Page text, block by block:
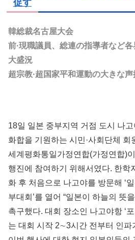
促す
韓総裁名古屋大会
前·現職議員、総連の指導者など
大盛況
超宗教·超国家平和運動の大きな声
18일 일본 중부지역 거점 도시 나
화합을 기원하는 시민·사회단체 회
세계평화통일가정연합(가정연합)
행진에 참여하기 위해서였다. 한학
화 후 처음으로 나고야를 방문해 ‘
부대회’를 열어 “일본이 하늘의 뜻
촉구했다. 대회 장소인 나고야항 ‘
는 대회 시작 2∼3시간 전부터 인파